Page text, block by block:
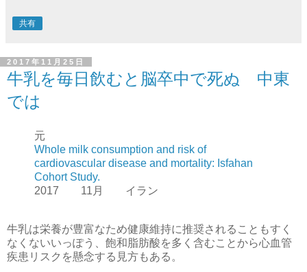
共有
2017年11月25日
牛乳を毎日飲むと脳卒中で死ぬ 中東
では
元
Whole milk consumption and risk of
cardiovascular disease and mortality: Isfahan
Cohort Study.
2017 11月 イラン
牛乳は栄養が豊富なため健康維持に推奨されることもすく
なくないいっぽう、飽和脂肪酸を多く含むことから心血管
疾患リスクを懸念する見方もある。